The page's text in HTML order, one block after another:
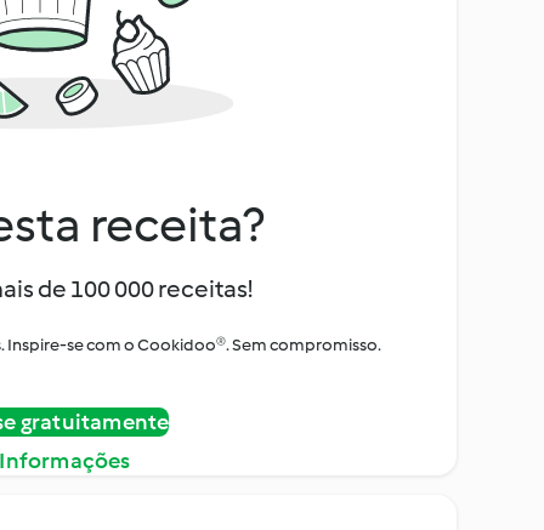
receita?
de 100 000 receitas!
Inspire-se com o Cookidoo®. Sem compromisso.
gratuitamente